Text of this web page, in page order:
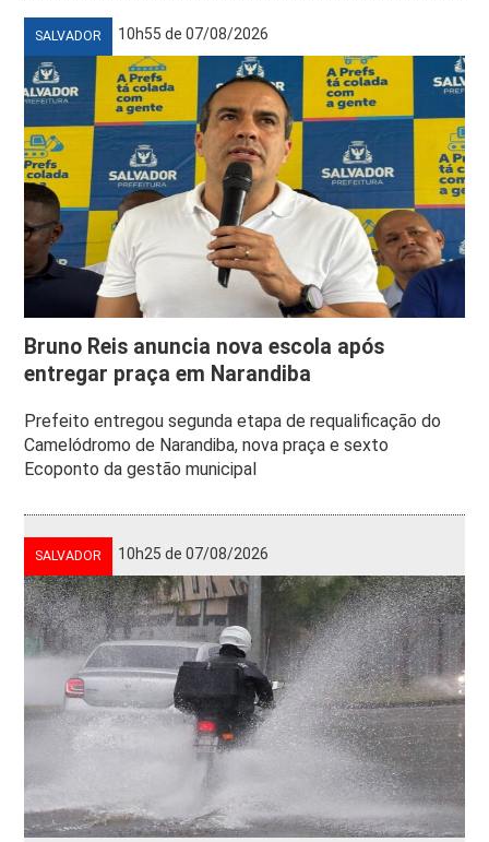
SALVADOR 10h55 de 07/08/2026
Bruno Reis anuncia nova escola após
entregar praça em Narandiba
Prefeito entregou segunda etapa de requalificação do
Camelódromo de Narandiba, nova praça e sexto
Ecoponto da gestão municipal
SALVADOR 10h25 de 07/08/2026